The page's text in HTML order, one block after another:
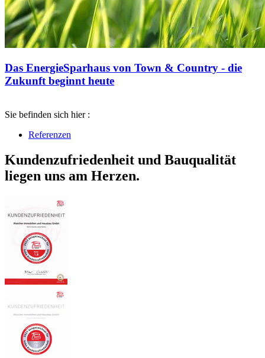
Das EnergieSparhaus von Town & Country - die
Zukunft beginnt heute
Sie befinden sich hier :
Referenzen
Kundenzufriedenheit und Bauqualität
liegen uns am Herzen.